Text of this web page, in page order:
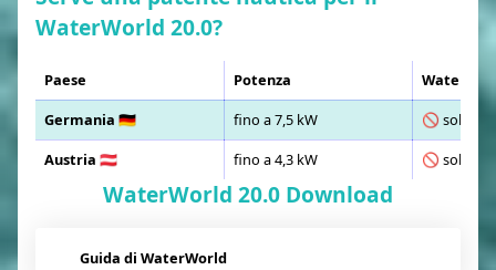
WaterWorld 20.0?
Paese Potenza
Germania 🇩🇪
fino a 7,5 kW
🚫 solo
Austria 🇦🇹
fino a 4,3 kW 🚫 solo
WaterWorld 20.0 Download
Guida di WaterWorld